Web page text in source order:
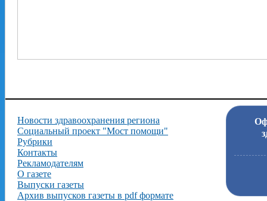
Новости здравоохранения региона
Социальный проект "Мост помощи"
Рубрики
Контакты
Рекламодателям
О газете
Выпуски газеты
Архив выпусков газеты в pdf формате